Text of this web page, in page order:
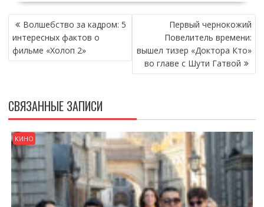
НАВИГАЦИЯ
ПО
ЗАПИСЯМ
Волшебство за кадром: 5
интересных фактов о
фильме «Холоп 2»
Первый чернокожий
Повелитель времени:
вышел тизер «Доктора Кто»
во главе с Шути Гатвой
СВЯЗАННЫЕ ЗАПИСИ
КИНО